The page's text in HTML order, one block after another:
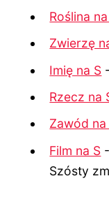
Roślina
Zwierzę
Imię na S
Rzecz na
Zawód na
Film na S
Szósty